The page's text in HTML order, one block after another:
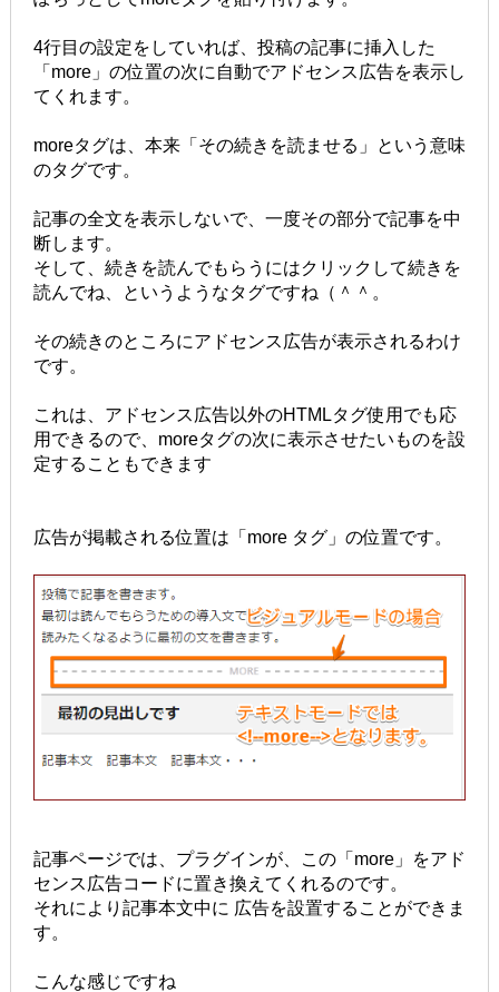
4行目の設定をしていれば、投稿の記事に挿入した
「more」の位置の次に自動でアドセンス広告を表示し
てくれます。
moreタグは、本来「その続きを読ませる」という意味
のタグです。
記事の全文を表示しないで、一度その部分で記事を中
断します。
そして、続きを読んでもらうにはクリックして続きを
読んでね、というようなタグですね（＾＾。
その続きのところにアドセンス広告が表示されるわけ
です。
これは、アドセンス広告以外のHTMLタグ使用でも応
用できるので、moreタグの次に表示させたいものを設
定することもできます
広告が掲載される位置は「more タグ」の位置です。
記事ページでは、プラグインが、この「more」をアド
センス広告コードに置き換えてくれるのです。
それにより記事本文中に 広告を設置することができま
す。
こんな感じですね